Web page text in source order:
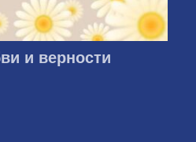
и верности